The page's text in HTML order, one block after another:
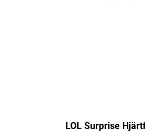
LOL Surprise